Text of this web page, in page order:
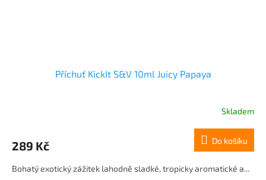
Příchuť KickIt S&V 10ml Juicy Papaya
Skladem
289 Kč Do košíku
Bohatý exotický zážitek lahodně sladké, tropicky aromatické a...